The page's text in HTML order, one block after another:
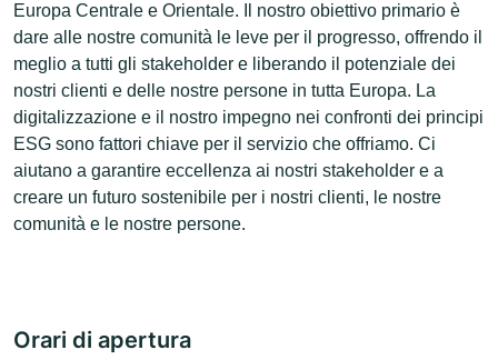
Europa Centrale e Orientale. Il nostro obiettivo primario è
dare alle nostre comunità le leve per il progresso, offrendo il
meglio a tutti gli stakeholder e liberando il potenziale dei
nostri clienti e delle nostre persone in tutta Europa. La
digitalizzazione e il nostro impegno nei confronti dei principi
ESG sono fattori chiave per il servizio che offriamo. Ci
aiutano a garantire eccellenza ai nostri stakeholder e a
creare un futuro sostenibile per i nostri clienti, le nostre
comunità e le nostre persone.
Orari di apertura